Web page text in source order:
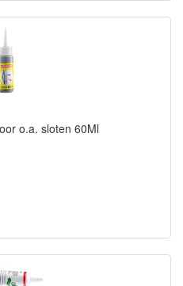
o.a. sloten 60Ml